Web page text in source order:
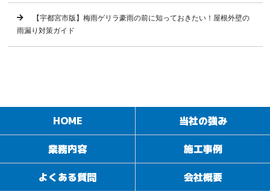
【宇都宮市版】梅雨ゲリラ豪雨の前に知っておきたい！屋根外壁の
雨漏り対策ガイド
HOME 当社の強み
業務内容 施工事例
よくある質問 会社概要